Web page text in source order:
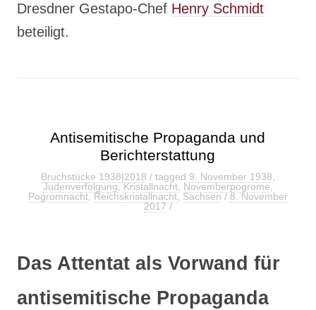
Dresdner Gestapo-Chef Henry Schmidt
beteiligt.
Antisemitische Propaganda und
Berichterstattung
Bruchstücke 1938|2018 / tagged 9. November 1938,
Judenverfolgung,Kristallnacht, Novemberpogrome,
Pogromnacht,Reichskristallnacht, Sachsen/8. November
2017/
Das Attentat als Vorwand für
antisemitische Propaganda